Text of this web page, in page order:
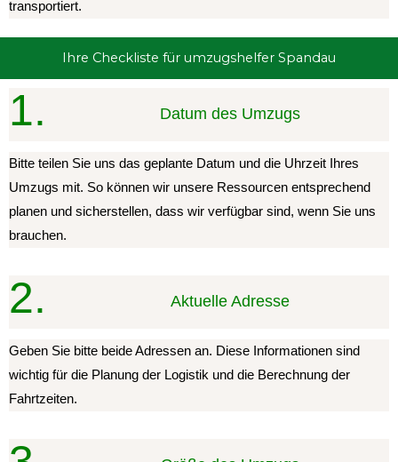
transportiert.
Ihre Checkliste für umzugshelfer Spandau
1. Datum des Umzugs
Bitte teilen Sie uns das geplante Datum und die Uhrzeit Ihres
Umzugs mit. So können wir unsere Ressourcen entsprechend
planen und sicherstellen, dass wir verfügbar sind, wenn Sie uns
brauchen.
2. Aktuelle Adresse
Geben Sie bitte beide Adressen an. Diese Informationen sind
wichtig für die Planung der Logistik und die Berechnung der
Fahrtzeiten.